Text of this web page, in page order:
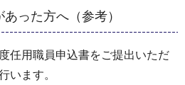
った方へ（参考）
用職員申込書をご提出いただ
います。